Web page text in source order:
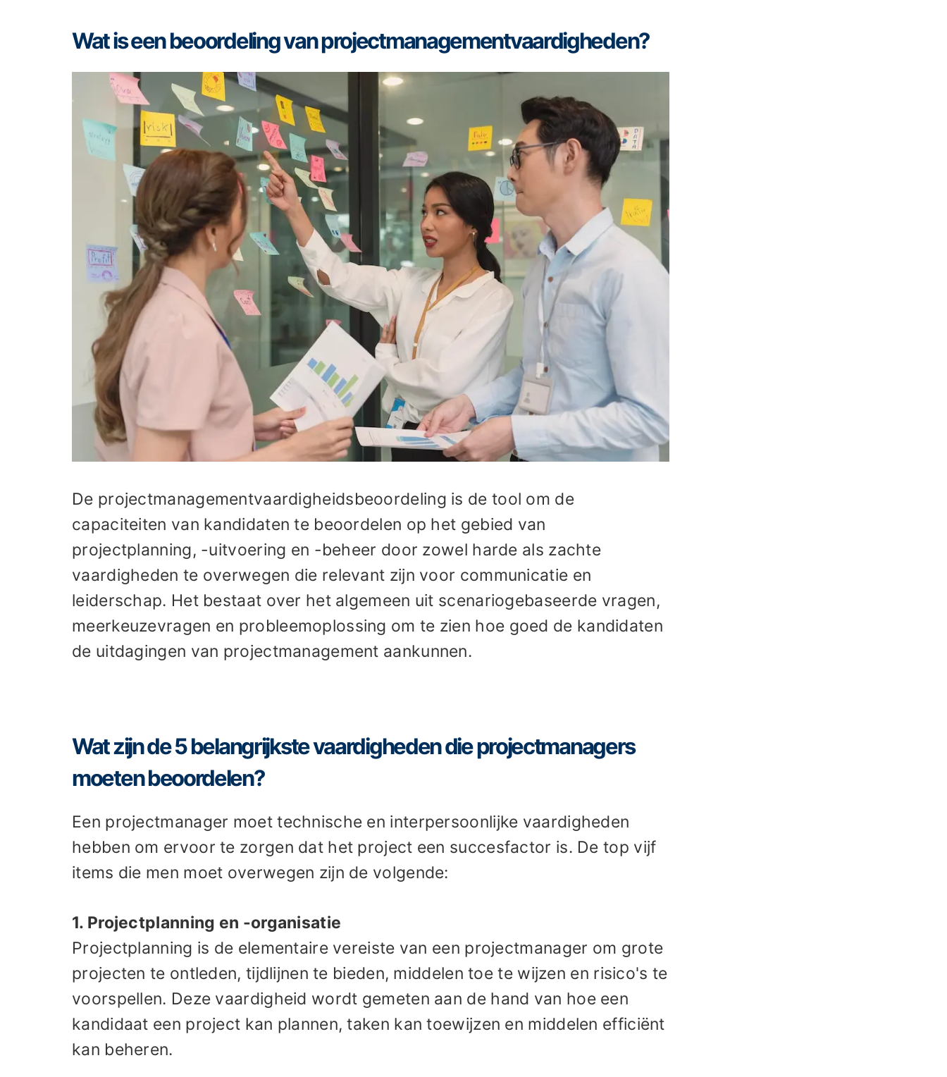
Wat is een beoordeling van projectmanagementvaardigheden?
De projectmanagementvaardigheidsbeoordeling is de tool om de
capaciteiten van kandidaten te beoordelen op het gebied van
projectplanning, -uitvoering en -beheer door zowel harde als zachte
vaardigheden te overwegen die relevant zijn voor communicatie en
leiderschap. Het bestaat over het algemeen uit scenariogebaseerde vragen,
meerkeuzevragen en probleemoplossing om te zien hoe goed de kandidaten
de uitdagingen van projectmanagement aankunnen.
Wat zijn de 5 belangrijkste vaardigheden die projectmanagers
moeten beoordelen?
Een projectmanager moet technische en interpersoonlijke vaardigheden
hebben om ervoor te zorgen dat het project een succesfactor is. De top vijf
items die men moet overwegen zijn de volgende:
1. Projectplanning en -organisatie
Projectplanning is de elementaire vereiste van een projectmanager om grote
projecten te ontleden, tijdlijnen te bieden, middelen toe te wijzen en risico's te
voorspellen. Deze vaardigheid wordt gemeten aan de hand van hoe een
kandidaat een project kan plannen, taken kan toewijzen en middelen efficiënt
kan beheren.